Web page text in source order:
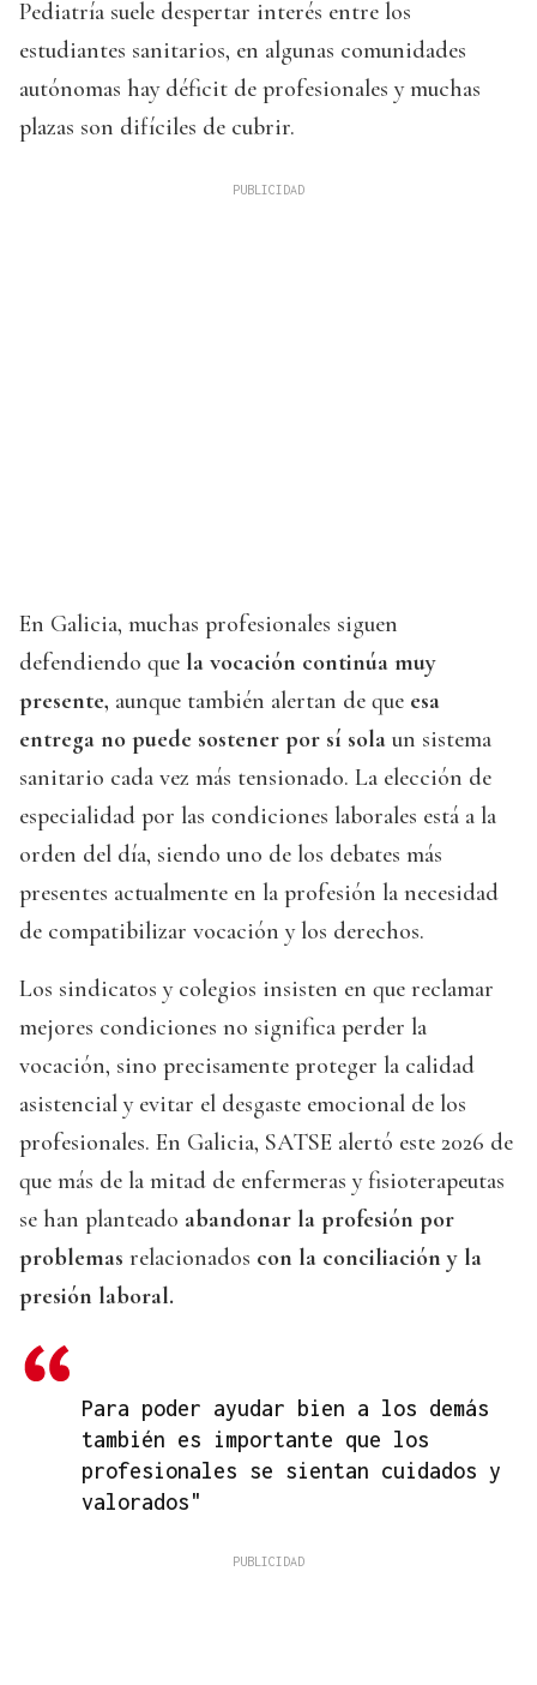
Pediatría suele despertar interés entre los
estudiantes sanitarios, en algunas comunidades
autónomas hay déficit de profesionales y muchas
plazas son difíciles de cubrir.
En Galicia, muchas profesionales siguen
defendiendo que la vocación continúa muy
presente, aunque también alertan de que esa
entrega no puede sostener por sí sola un sistema
sanitario cada vez más tensionado. La elección de
especialidad por las condiciones laborales está a la
orden del día, siendo uno de los debates más
presentes actualmente en la profesión la necesidad
de compatibilizar vocación y los derechos.
Los sindicatos y colegios insisten en que reclamar
mejores condiciones no significa perder la
vocación, sino precisamente proteger la calidad
asistencial y evitar el desgaste emocional de los
profesionales. En Galicia, SATSE alertó este 2026 de
que más de la mitad de enfermeras y fisioterapeutas
se han planteado abandonar la profesión por
problemas relacionados con la conciliación y la
presión laboral.
Para poder ayudar bien a los demás
también es importante que los
profesionales se sientan cuidados y
valorados"